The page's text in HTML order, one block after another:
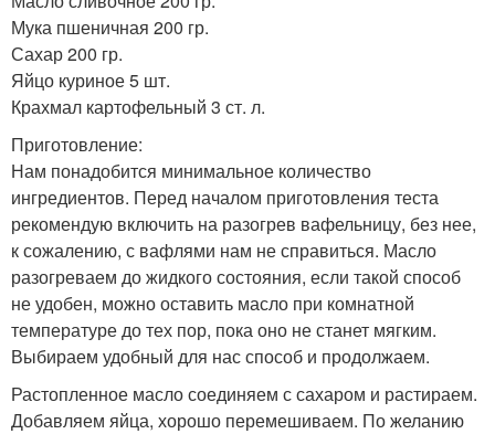
Мука пшеничная 200 гр.
Сахар 200 гр.
Яйцо куриное 5 шт.
Крахмал картофельный 3 ст. л.
Приготовление:
Нам понадобится минимальное количество
ингредиентов. Перед началом приготовления теста
рекомендую включить на разогрев вафельницу, без нее,
к сожалению, с вафлями нам не справиться. Масло
разогреваем до жидкого состояния, если такой способ
не удобен, можно оставить масло при комнатной
температуре до тех пор, пока оно не станет мягким.
Выбираем удобный для нас способ и продолжаем.
Растопленное масло соединяем с сахаром и растираем.
Добавляем яйца, хорошо перемешиваем. По желанию